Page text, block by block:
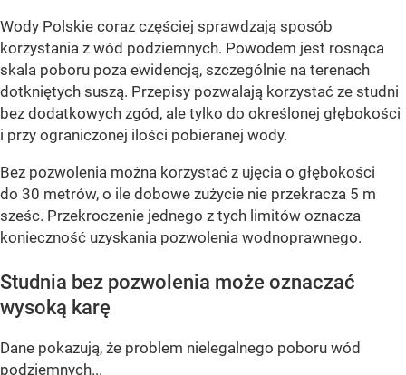
Wody Polskie coraz częściej sprawdzają sposób
korzystania z wód podziemnych. Powodem jest rosnąca
skala poboru poza ewidencją, szczególnie na terenach
dotkniętych suszą. Przepisy pozwalają korzystać ze studni
bez dodatkowych zgód, ale tylko do określonej głębokości
i przy ograniczonej ilości pobieranej wody.
Bez pozwolenia można korzystać z ujęcia o głębokości
do 30 metrów, o ile dobowe zużycie nie przekracza 5 m
sześc. Przekroczenie jednego z tych limitów oznacza
konieczność uzyskania pozwolenia wodnoprawnego.
Studnia bez pozwolenia może oznaczać
wysoką karę
Dane pokazują, że problem nielegalnego poboru wód
podziemnych...